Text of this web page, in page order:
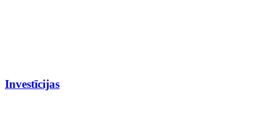
Investīcijas